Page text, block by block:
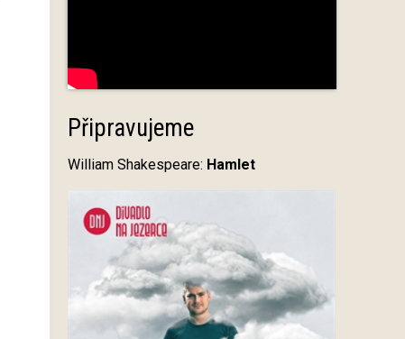
Připravujeme
William Shakespeare: Hamlet